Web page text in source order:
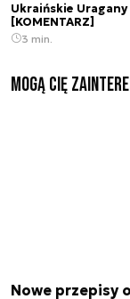
Ukraińskie
[KOMENTARZ]
3 min.
Mogą Cię
Nowe przepisy